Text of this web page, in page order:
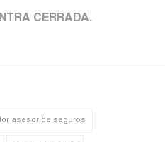
CERRADA.
asesor de seguros